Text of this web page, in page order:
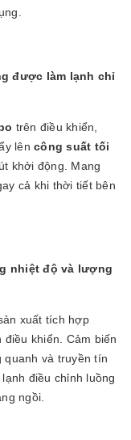
được làm lạnh chỉ
trên điều khiển,
lên công suất tối
khởi động. Mang
cả khi thời tiết bên
nhiệt độ và lượng
xuất tích hợp
điều khiển. Cảm biến
quanh và truyền tín
điều chỉnh luồng
ngồi.